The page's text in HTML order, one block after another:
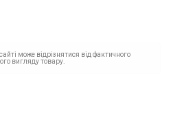
може відрізнятися від фактичного
вигляду товару.